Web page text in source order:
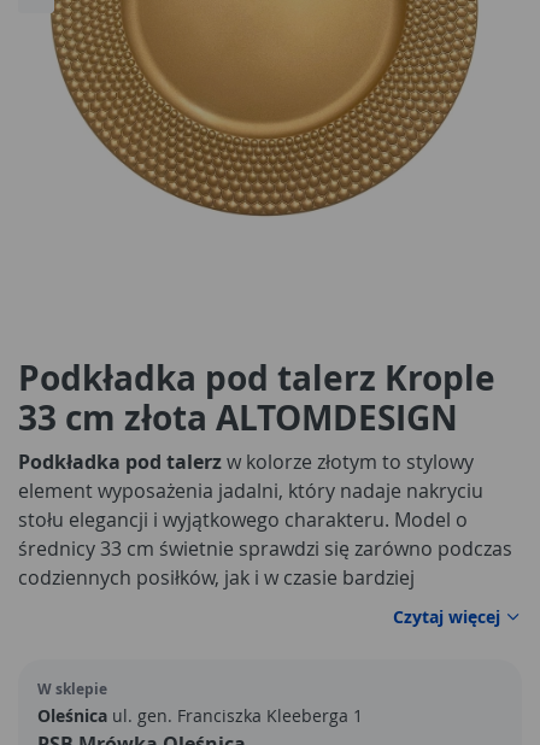
Podkładka pod talerz Krople
33 cm złota ALTOMDESIGN
Podkładka pod talerzw kolorze złotym to stylowy
element wyposażenia jadalni, który nadaje nakryciu
stołu elegancji i wyjątkowego charakteru. Model o
średnicy 33 cm świetnie sprawdzi się zarówno podczas
codziennych posiłków, jak i w czasie bardziej
uroczystych okazji, takich jak rodzinne spotkania czy
święta. Ozdobna struktura w formie delikatnych kropli
a jednocześnie pozostaje stonowana i dopasuje się do
wielu aranżacji stołu.
Czytaj więcej
W sklepie
Oleśnica ul. gen. Franciszka Kleeberga 1